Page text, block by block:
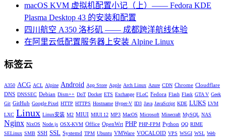
macOS KVM 虚拟机配置小记（上）—— Fedora KDE
Plasma Desktop 43 的安装和配置
四川航空 A350 洛杉矶 —— 成都跨洋航线体验
在阿里云低配置服务器上安装 Alpine Linux
标签云
A350 ACG ACL Alpine Android App Store Apple Arch Linux Azure CDN Chrome Cloudflare
DNS DNSSEC Debian Dism++ DoT Docker ETS Exchange FLoC Fedora Flash Flask GTA V Geek
Git GitHub Google Pixel HTTP HTTPS Hostname Hyper-V ID3 Java JavaScript KDE LUKS LVM
LXC Linux Linux安装 M2 MIUI MIUI 12 MP3 MacOS Microsoft Minecraft MySQL NAS
Nginx NixOS Node.js OSX-KVM Office OpenWrt PHP PHP-FPM Python QQ RIME
SELinux SMB SSH SSL Systemd TPM Ubuntu VMWare VOCALOID VPS WSGI WSL Web